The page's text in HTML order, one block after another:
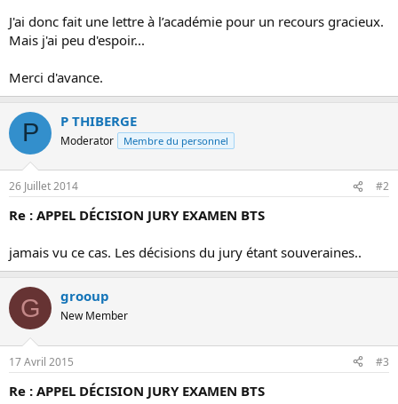
J'ai donc fait une lettre à l’académie pour un recours gracieux.
Mais j'ai peu d'espoir...
Merci d'avance.
P P THIBERGE
Moderator Membre du personnel
26 Juillet 2014 #2
Re : APPEL DÉCISION JURY EXAMEN BTS
jamais vu ce cas. Les décisions du jury étant souveraines..
G grooup
New Member
17 Avril 2015 #3
Re : APPEL DÉCISION JURY EXAMEN BTS